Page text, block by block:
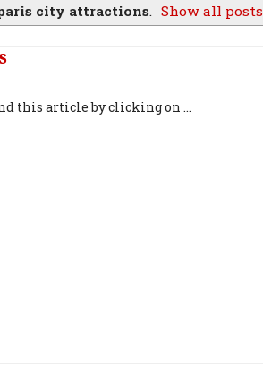
city attractions. Show all posts
this article by clicking on ...